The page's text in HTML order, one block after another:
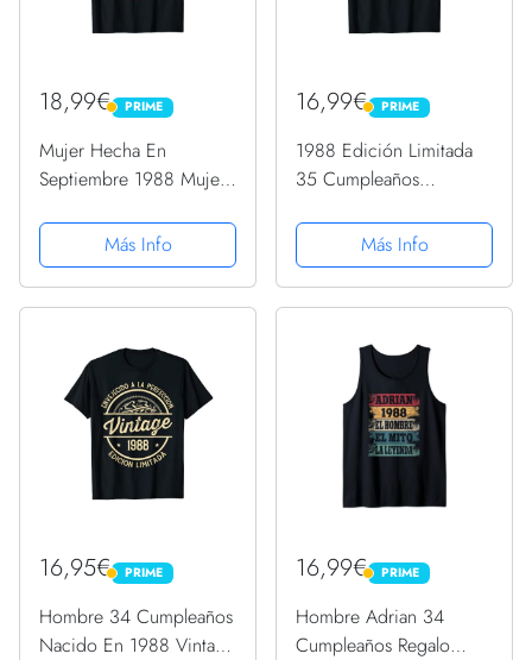
18,99€ PRIME
PRIME
Mujer Hecha En
Septiembre 1988 Mujer
Cumpleaños Camiseta
Más Info
16,99€ PRIME
PRIME
1988 Edición Limitada
35 Cumpleaños
CamisetaMás Info
16,95€ PRIME
PRIME
Hombre 34 Cumpleaños
Nacido En 1988 Vintage
16,99€ PRIME
PRIME
Hombre Adrian 34
Cumpleaños Regalo